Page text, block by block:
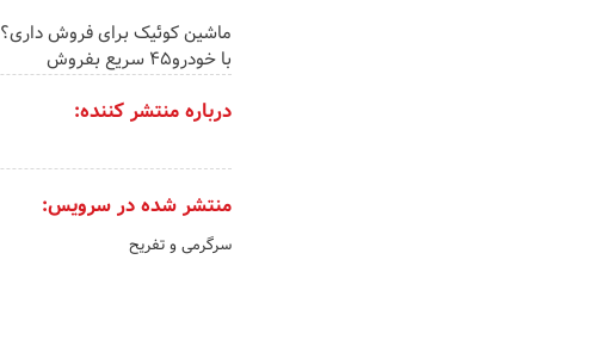
ماشین کوئیک برای فروش داری؟
با خودرو45 سریع بفروش
درباره منتشر کننده:
منتشر شده در سرویس:
سرگرمی و تفریح